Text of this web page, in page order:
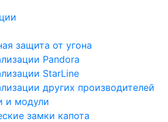
защита от угона
Pandora
StarLine
других производителей
и модули
замки капота